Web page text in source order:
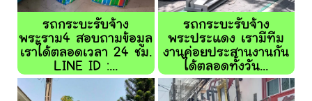
รถกระบะรับจ้าง
พระราม4 สอบถามข้อมูล
เราได้ตลอดเวลา 24 ชม.
LINE ID :...
รถกระบะรับจ้าง
พระประแดง เรามีทีม
งานค่อยประสานงานกัน
ได้ตลอดทั้งวัน...